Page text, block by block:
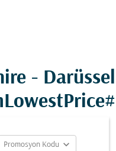
-
Promosyon Kodu expand_more